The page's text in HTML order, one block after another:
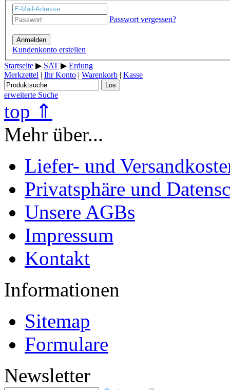
Passwort vergessen?
Anmelden
Kundenkonto erstellen
Startseite ▶ SAT ▶ Erdung
Merkzettel | Ihr Konto | Warenkorb | Kasse
Los
erweiterte Suche
top ⇑
Mehr über...
Liefer- und
Privatsphäre und
Unsere AGBs
Impressum
Kontakt
Informationen
Sitemap
Formulare
Newsletter